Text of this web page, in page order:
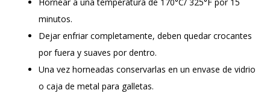
Hornear a una temperatura de 170°C/ 325°F por 15
minutos.
Dejar enfriar completamente, deben quedar crocantes
por fuera y suaves por dentro.
Una vez horneadas conservarlas en un envase de vidrio
o caja de metal para galletas.